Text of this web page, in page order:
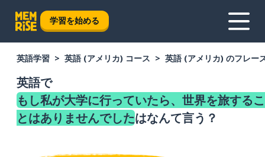
学習を始める
英語学習 英語 (アメリカ) コース 英語 (アメリカ) のフレー
英語で
もし私が大学に行っていたら、世界を旅するこ
とはありませんでしたはなんて言う？